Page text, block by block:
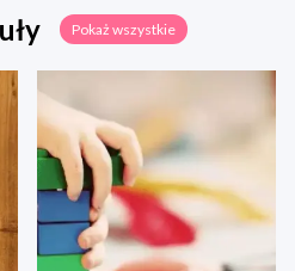
Pokaż wszystkie